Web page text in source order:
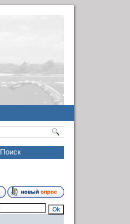
Поиск